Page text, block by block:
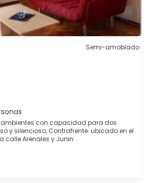
Semi-amoblado
con capacidad para dos
y silencioso, Contrafrente. ubicado en el
calle Arenales y Junin.